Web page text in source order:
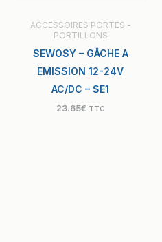
ACCESSOIRES PORTES -
PORTILLONS
SEWOSY – GÂCHE A
EMISSION 12-24V
AC/DC – SE1
23.65€ TTC